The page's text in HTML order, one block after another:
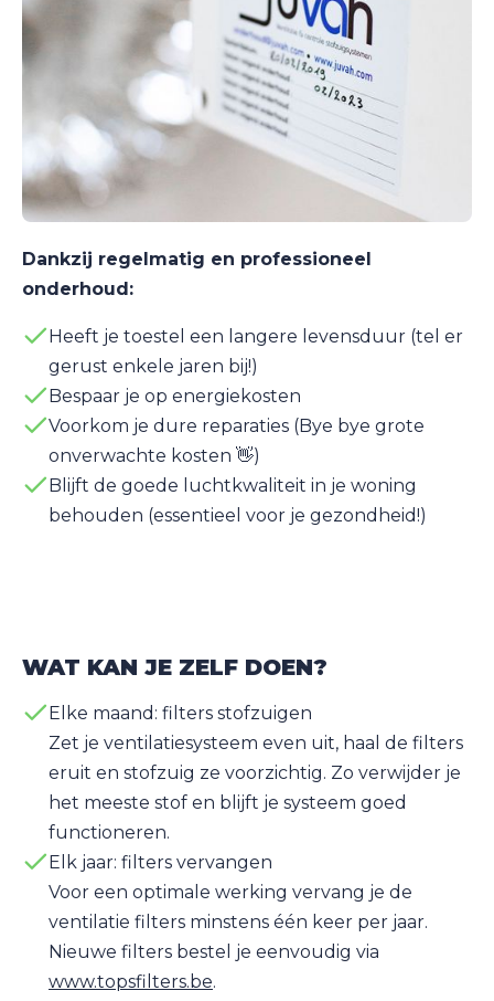
Dankzij regelmatig en professioneel
onderhoud:
Heeft je toestel een langere levensduur (tel er
gerust enkele jaren bij!)
Bespaar je op energiekosten
Voorkom je dure reparaties (Bye bye grote
onverwachte kosten 👋)
Blijft de goede luchtkwaliteit in je woning
behouden (essentieel voor je gezondheid!)
WAT KAN JE ZELF DOEN?
Elke maand: filters stofzuigen
Zet je ventilatiesysteem even uit, haal de filters
eruit en stofzuig ze voorzichtig. Zo verwijder je
het meeste stof en blijft je systeem goed
functioneren.
Elk jaar: filters vervangen
Voor een optimale werking vervang je de
ventilatie filters minstens één keer per jaar.
Nieuwe filters bestel je eenvoudig via
www.topsfilters.be.